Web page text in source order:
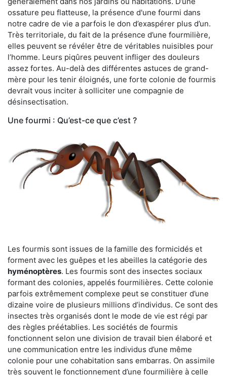
ossature peu flatteuse, la présence d'une fourmi dans
notre cadre de vie a parfois le don d’exaspérer plus d’un.
Très territoriale, du fait de la présence d’une fourmilière,
elles peuvent se révéler être de véritables nuisibles pour
l’homme. Leurs piqûres peuvent infliger des douleurs
assez fortes. Au-delà des différentes astuces de grand-
mère pour les tenir éloignés, une forte colonie de fourmis
devrait vous inciter à solliciter une compagnie de
désinsectisation.
Une fourmi : Qu’est-ce que c’est ?
Les fourmis sont issues de la famille des formicidés et
forment avec les guêpes et les abeilles la catégorie des
hyménoptères. Les fourmis sont des insectes sociaux
formant des colonies, appelés fourmilières. Cette colonie
parfois extrêmement complexe peut se constituer d’une
dizaine voire de plusieurs millions d’individus. Ce sont des
insectes très organisés dont le mode de vie est régi par
des règles préétablies. Les sociétés de fourmis
fonctionnent selon une division de travail bien élaboré et
une communication entre les individus d’une même
colonie pour une cohabitation sans embarras. On assimile
très souvent le fonctionnement d’une fourmilière à celle